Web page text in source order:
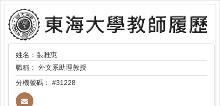
姓名：張雅惠
職稱： 外文系助理教授
分機號碼： #31228